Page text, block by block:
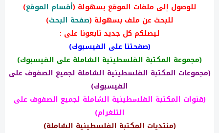
للوصول إلى ملفات الموقع بسهولة (أقسام الموقع)
للبحث عن ملف بسهولة (صفحة البحث)
ليصلكم كل جديد تابعونا على :
(صفحتنا على الفيسبوك)
(مجموعة المكتبة الفلسطينية الشاملة على الفيسبوك)
(مجموعات المكتبة الفلسطينية الشاملة لجميع الصفوف على
الفيسبوك)
(قنوات المكتبة الفلسطينية الشاملة لجميع الصفوف على
التلغرام)
(منتديات المكتبة الفلسطينية الشاملة)